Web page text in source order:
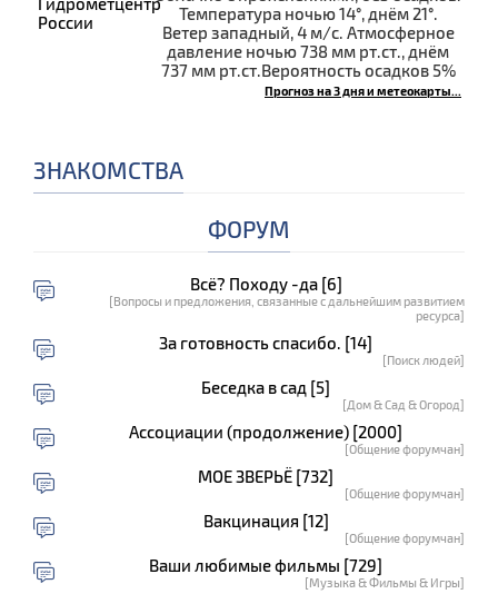
Температура ночью 14°, днём 21°.
Ветер западный, 4 м/с. Атмосферное
давление ночью 738 мм рт.ст., днём
737 мм рт.ст.Вероятность осадков 5%
Прогноз на 3 дня и метеокарты...
ЗНАКОМСТВА
ФОРУМ
Всё? Походу -да [6]
[Вопросы и предложения, связанные с дальнейшим развитием
ресурса]
За готовность спасибо. [14]
[Поиск людей]
Беседка в сад [5]
[Дом & Сад & Огород]
Ассоциации (продолжение) [2000]
[Общение форумчан]
МОЕ ЗВЕРЬЁ [732]
[Общение форумчан]
Вакцинация [12]
[Общение форумчан]
Ваши любимые фильмы [729]
[Музыка & Фильмы & Игры]